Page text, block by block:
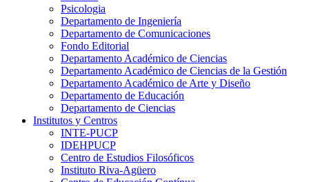
Psicologia
Departamento de Ingeniería
Departamento de Comunicaciones
Fondo Editorial
Departamento Académico de Ciencias
Departamento Académico de Ciencias de la Gestión
Departamento Académico de Arte y Diseño
Departamento de Educación
Departamento de Ciencias
Institutos y Centros
INTE-PUCP
IDEHPUCP
Centro de Estudios Filosóficos
Instituto Riva-Agüero